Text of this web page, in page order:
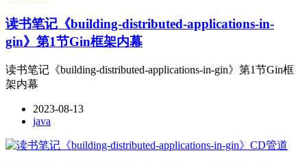
读书笔记《building-distributed-applications-in-
gin》第1节Gin框架内幕
读书笔记《building-distributed-applications-in-gin》第1节Gin框
架内幕
2023-08-13
java